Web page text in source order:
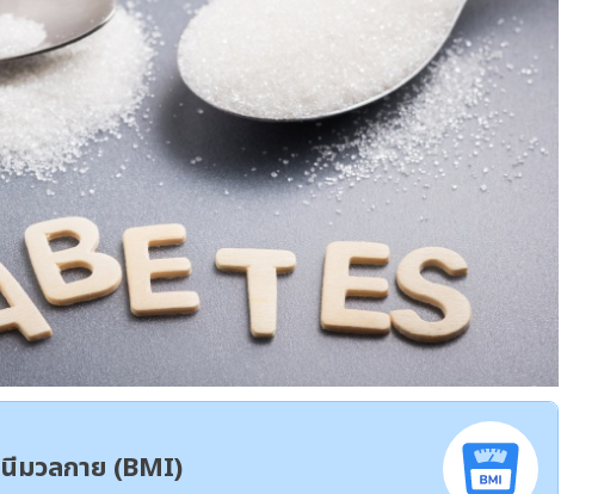
มวลกาย (BMI)